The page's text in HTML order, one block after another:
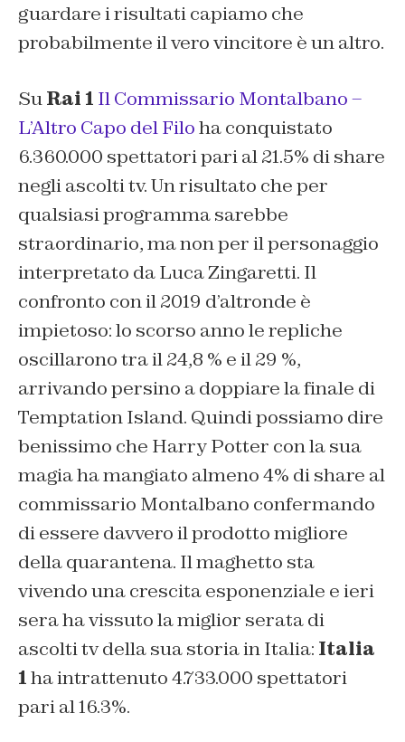
guardare i risultati capiamo che
probabilmente il vero vincitore è un altro.
SuRai 1 Il Commissario Montalbano –
L’Altro Capo del Filoha conquistato
6.360.000 spettatori pari al 21.5% di share
negli ascolti tv. Un risultato che per
qualsiasi programma sarebbe
straordinario, ma non per il personaggio
interpretato da Luca Zingaretti. Il
confronto con il 2019 d’altronde è
impietoso: lo scorso anno le repliche
oscillarono tra il 24,8 % e il 29 %,
arrivando persino a doppiare la finale di
Temptation Island. Quindi possiamo dire
benissimo che Harry Potter con la sua
magia ha mangiato almeno 4% di share al
commissario Montalbano confermando
di essere davvero il prodotto migliore
della quarantena. Il maghetto sta
vivendo una crescita esponenziale e ieri
sera ha vissuto la miglior serata di
ascolti tv della sua storia in Italia: Italia
1ha intrattenuto 4.733.000 spettatori
pari al 16.3%.